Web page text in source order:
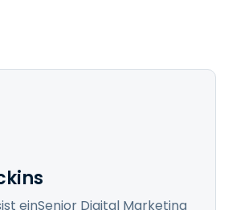
einSenior Digital Marketing